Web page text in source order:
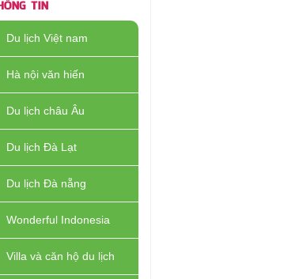
TIN
Du lịch Việt nam
Hà nội văn hiến
Du lịch châu Âu
Du lịch Đà Lạt
Du lịch Đà nẵng
Wonderful Indonesia
Villa và căn hộ du lịch